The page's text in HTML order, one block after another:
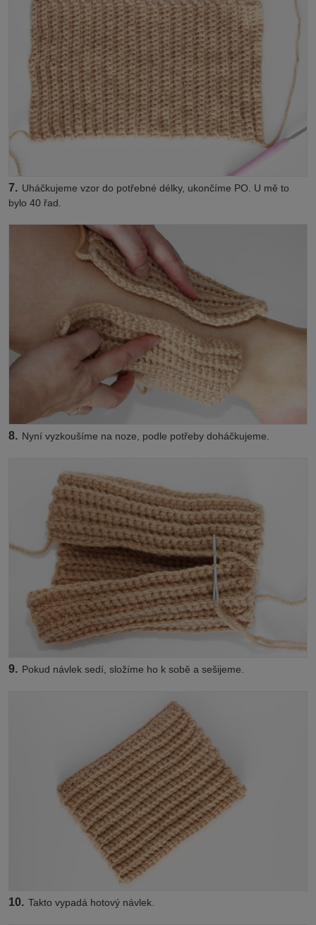
7. Uháčkujeme vzor do potřebné délky, ukončíme PO. U mě to
bylo 40 řad.
8. Nyní vyzkoušíme na noze, podle potřeby doháčkujeme.
9. Pokud návlek sedí, složíme ho k sobě a sešijeme.
10. Takto vypadá hotový návlek.